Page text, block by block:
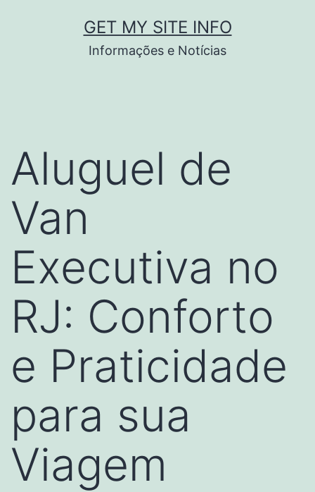
GET MY SITE INFO
Informações e Notícias
Aluguel de
Van
Executiva no
RJ: Conforto
e Praticidade
para sua
Viagem